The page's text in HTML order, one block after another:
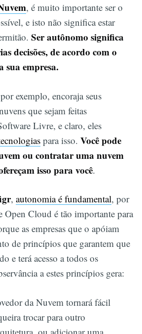
, é muito importante ser o
e isto não significa estar
Ser autônomo significa
decisões, de acordo com o
sua empresa.
exemplo, encoraja seus
que sejam feitas
Livre, e claro, eles
para isso. Você pode
ou contratar uma nuvem
isso para você.
, autonomia é fundamental, por
Open Cloud é tão importante para
as empresas que o apóiam
de princípios que garantem que
e terá acesso a todos os
a estes princípios gera:
da Nuvem tornará fácil
trocar para outro